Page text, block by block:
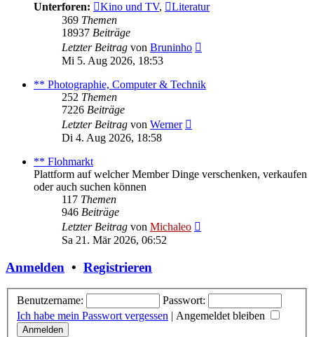
Unterforen:
Kino und TV,
Literatur
369 Themen
18937 Beiträge
Letzter Beitrag von Bruninho
Mi 5. Aug 2026, 18:53
** Photographie, Computer & Technik
252 Themen
7226 Beiträge
Letzter Beitrag von Werner
Di 4. Aug 2026, 18:58
** Flohmarkt
Plattform auf welcher Member Dinge verschenken, verkaufen
oder auch suchen können
117 Themen
946 Beiträge
Letzter Beitrag von Michaleo
Sa 21. Mär 2026, 06:52
Anmelden • Registrieren
Benutzername:
Passwort:
Ich habe mein Passwort vergessen | Angemeldet bleiben